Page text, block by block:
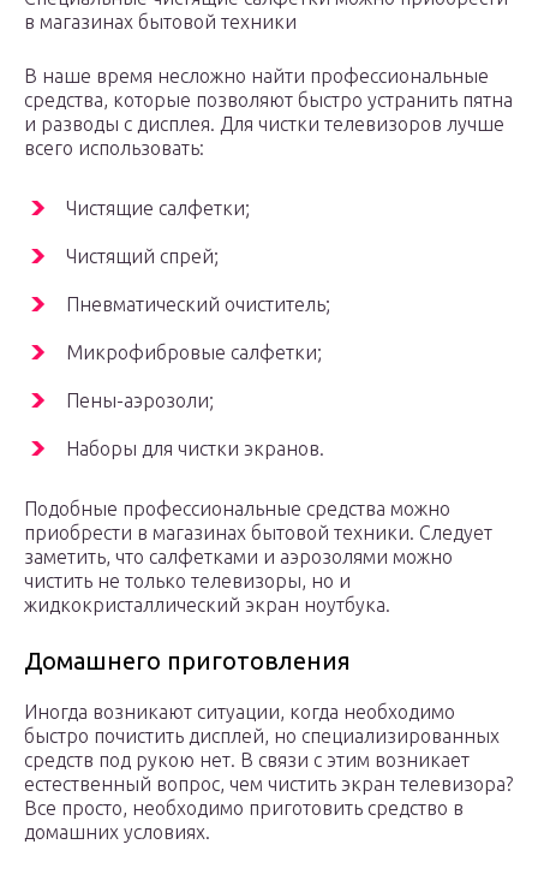
в магазинах бытовой техники
В наше время несложно найти профессиональные
средства, которые позволяют быстро устранить пятна
и разводы с дисплея. Для чистки телевизоров лучше
всего использовать:
Чистящие салфетки;
Чистящий спрей;
Пневматический очиститель;
Микрофибровые салфетки;
Пены-аэрозоли;
Наборы для чистки экранов.
Подобные профессиональные средства можно
приобрести в магазинах бытовой техники. Следует
заметить, что салфетками и аэрозолями можно
чистить не только телевизоры, но и
жидкокристаллический экран ноутбука.
Домашнего приготовления
Иногда возникают ситуации, когда необходимо
быстро почистить дисплей, но специализированных
средств под рукою нет. В связи с этим возникает
естественный вопрос, чем чистить экран телевизора?
Все просто, необходимо приготовить средство в
домашних условиях.